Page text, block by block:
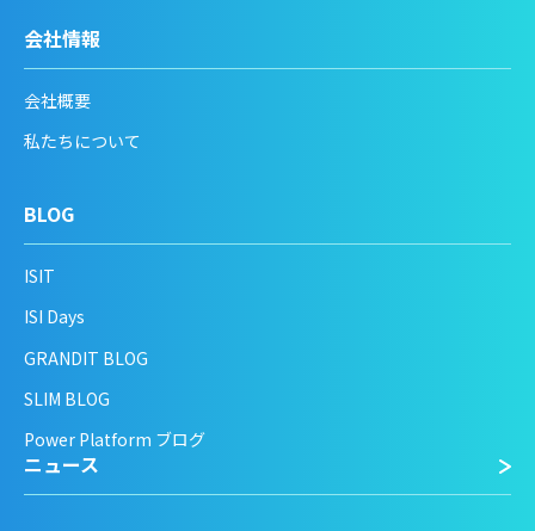
会社情報
会社概要
私たちについて
BLOG
ISIT
ISI Days
GRANDIT BLOG
SLIM BLOG
Power Platform ブログ
ニュース